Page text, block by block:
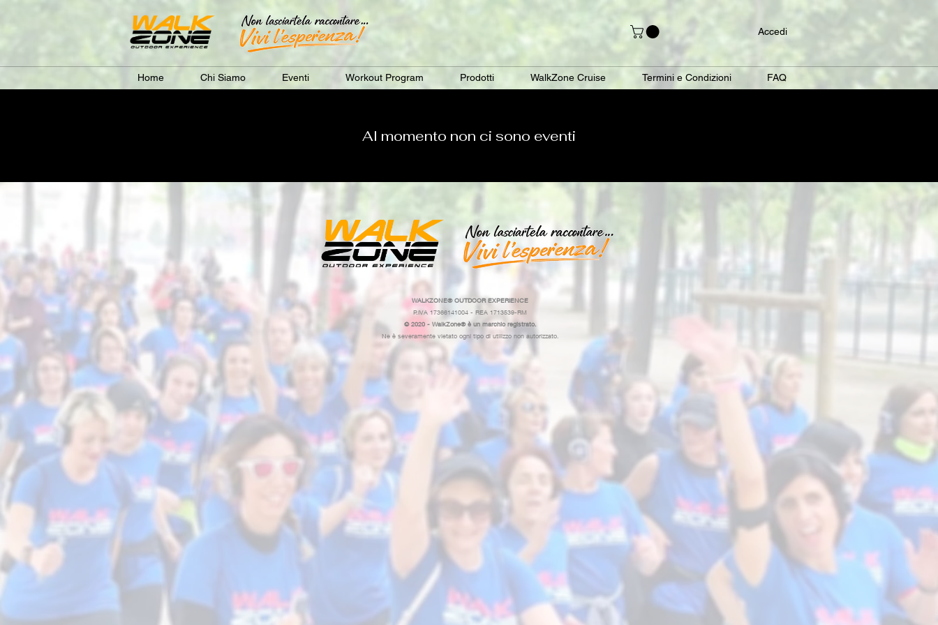
Accedi
Home Chi Siamo Eventi Workout Program Prodotti WalkZone Cruise Termini e Condizioni FAQ
Al momento non ci sono eventi
WALKZONE®OUTDOOR EXPERIENCE
P.IVA 17366141004 - REA 1713539-RM
© 2020 - WalkZone® è un marchio registrato.
Ne è severamente vietato ogni tipo di utilizzo non autorizzato.